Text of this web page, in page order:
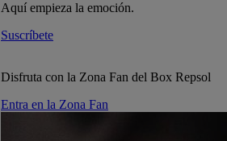
Aquí empieza la emoción.
Suscríbete
Disfruta con la Zona Fan del Box Repsol
Entra en la Zona Fan